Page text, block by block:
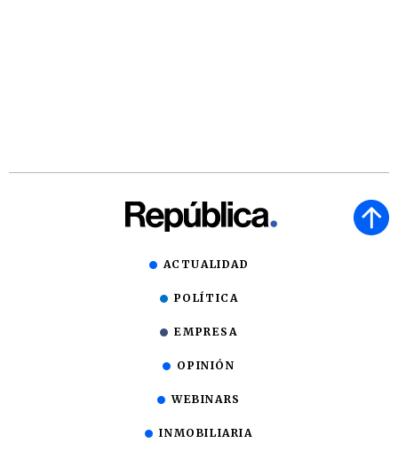
ACTUALIDAD
POLÍTICA
EMPRESA
OPINIÓN
WEBINARS
INMOBILIARIA